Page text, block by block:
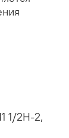
1/2Н-2,